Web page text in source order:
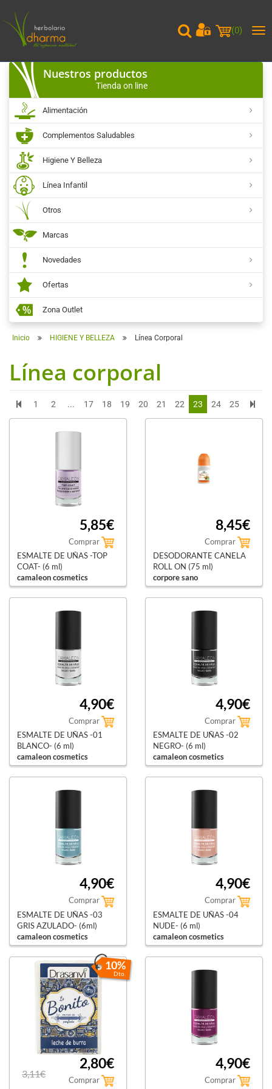
(0)
Nuestros productos
Tienda on line
Alimentación
Complementos Saludables
Higiene Y Belleza
Línea Infantil
Otros
Marcas
Novedades
Ofertas
Zona Outlet
Inicio HIGIENE Y BELLEZA Línea Corporal
Línea corporal
1 2 ... 17 18 19 20 21 22 23 24 25
5,85€
Comprar
ESMALTE DE UÑAS -TOP
COAT- (6 ml)
camaleon cosmetics
8,45€
Comprar
DESODORANTE CANELA
ROLL ON (75 ml)
corpore sano
4,90€
Comprar
ESMALTE DE UÑAS -01
BLANCO- (6 ml)
camaleon cosmetics
4,90€
Comprar
ESMALTE DE UÑAS -02
NEGRO- (6 ml)
camaleon cosmetics
4,90€
Comprar
ESMALTE DE UÑAS -03
GRIS AZULADO- (6ml)
camaleon cosmetics
4,90€
Comprar
ESMALTE DE UÑAS -04
NUDE- (6 ml)
camaleon cosmetics
10%
Dto.
3,11€
2,80€
Comprar
4,90€
Comprar